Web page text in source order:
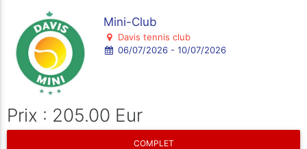
Mini-Club
Davis tennis club
06/07/2026 - 10/07/2026
Prix : 205.00 Eur
COMPLET